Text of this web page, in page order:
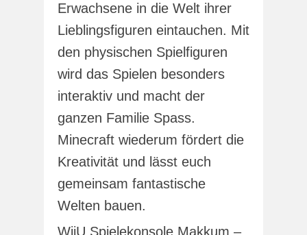
Erwachsene in die Welt ihrer
Lieblingsfiguren eintauchen. Mit
den physischen Spielfiguren
wird das Spielen besonders
interaktiv und macht der
ganzen Familie Spass.
Minecraft wiederum fördert die
Kreativität und lässt euch
gemeinsam fantastische
Welten bauen.
WiiU Spielekonsole Makkum –